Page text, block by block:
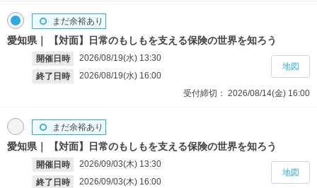
愛知県 【対面】日常のもしもを支える保険の世界を知ろう
開催日時 2026/08/19(水) 13:30
終了日時
2026/08/19(水) 16:00
まだ余裕あり
受付締切： 2026/08/14(金) 16:00
地図
愛知県 【対面】日常のもしもを支える保険の世界を知ろう
開催日時 2026/09/03(木) 13:30
終了日時
2026/09/03(木) 16:00
まだ余裕あり
地図